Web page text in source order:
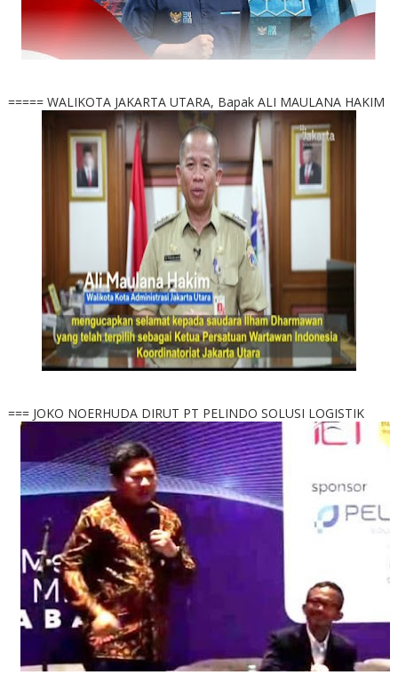
===== WALIKOTA JAKARTA UTARA, Bapak ALI MAULANA HAKIM
=== JOKO NOERHUDA DIRUT PT PELINDO SOLUSI LOGISTIK